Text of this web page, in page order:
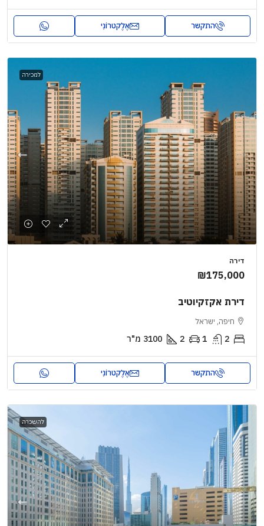
התקשר אֶלֶקטרוֹנִי
למכירה
דירה
₪175,000
דירת אקזקיוטיב
חיפה, ישראל
2
1
2
3100 מ"ר
התקשר אֶלֶקטרוֹנִי
להשכרה